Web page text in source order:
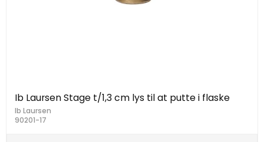
Ib Laursen Stage t/1,3 cm lys til at putte i flaske
Ib Laursen
90201-17